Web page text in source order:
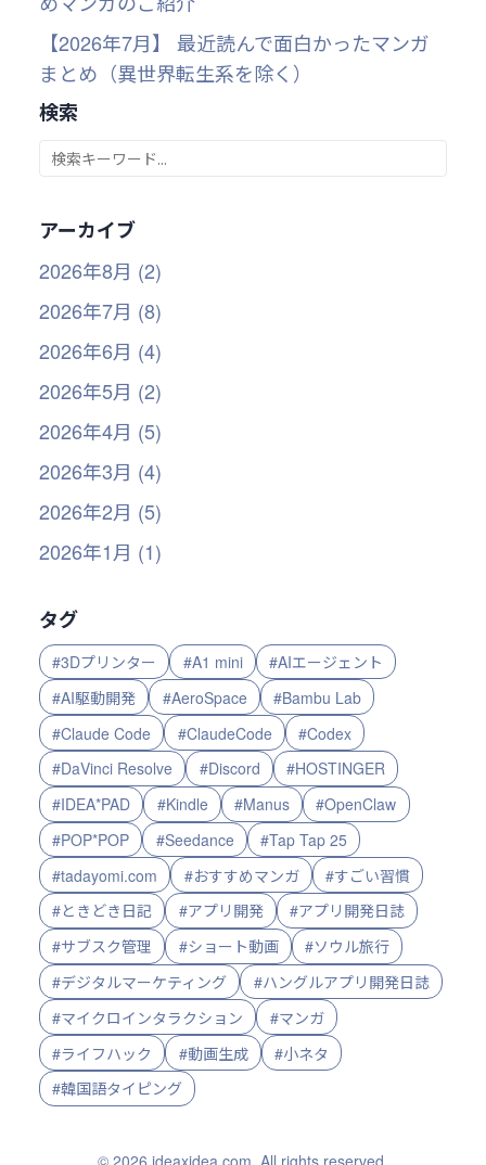
【2026年7月】 最近読んで面白かったマンガ
まとめ（異世界転生系を除く）
検索
アーカイブ
2026年8月 (2)
2026年7月 (8)
2026年6月 (4)
2026年5月 (2)
2026年4月 (5)
2026年3月 (4)
2026年2月 (5)
2026年1月 (1)
タグ
#3Dプリンター #A1 mini
#AIエージェント
#AI駆動開発
#AeroSpace
#Bambu Lab
#Claude Code
#ClaudeCode
#Codex
#DaVinci Resolve
#Discord
#HOSTINGER
#IDEA*PAD
#Kindle #Manus
#OpenClaw
#POP*POP
#Seedance
#Tap Tap 25
#tadayomi.com
#おすすめマンガ
#すごい習慣
#ときどき日記
#アプリ開発
#アプリ開発日誌
#サブスク管理
#ショート動画
#ソウル旅行
#デジタルマーケティング
#ハングルアプリ開発日誌
#マイクロインタラクション
#マンガ
#ライフハック
#動画生成
#小ネタ
#韓国語タイピング
© 2026 ideaxidea.com. All rights reserved.